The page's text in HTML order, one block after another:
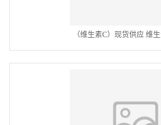
（维生素C）现货供应 维